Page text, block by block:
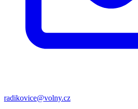
radikovice@volny.cz